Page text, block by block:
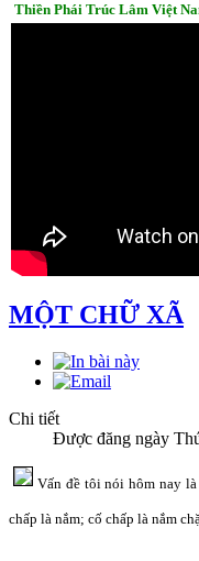
Thiền Phái Trúc Lâm Việt
MỘT CHỮ XÃ
Chi tiết
Được đăng ngày
Vấn đề tôi nói hôm nay
chấp là nắm; cố chấp là nắm